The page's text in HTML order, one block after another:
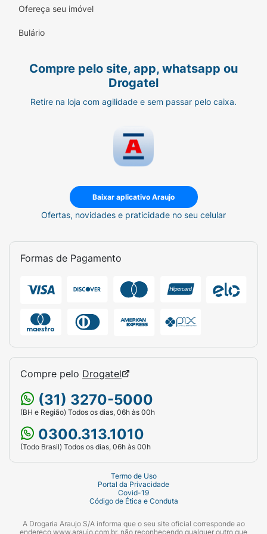
Ofereça seu imóvel
Bulário
Compre pelo site, app, whatsapp ou
Drogatel
Retire na loja com agilidade e sem passar pelo caixa.
Baixar aplicativo Araujo
Ofertas, novidades e praticidade no seu celular
Formas de Pagamento
Compre pelo Drogatel
(31) 3270-5000
(BH e Região) Todos os dias, 06h às 00h
0300.313.1010
(Todo Brasil) Todos os dias, 06h às 00h
Termo de Uso
Portal da Privacidade
Covid-19
Código de Ética e Conduta
A Drogaria Araujo S/A informa que o seu site oficial corresponde ao
endereço www.araujo.com.br, não reconhecendo qualquer outro que